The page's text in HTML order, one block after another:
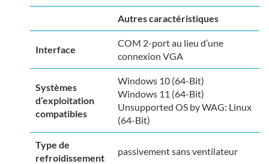
Autres caractéristiques
Interface
COM 2-port au lieu d’une
connexion VGA
Systèmes
d’exploitation
compatibles
Windows 10 (64-Bit)
Windows 11 (64-Bit)
Unsupported OS by WAG: Linux
(64-Bit)
Type de
refroidissement
passivement sans ventilateur